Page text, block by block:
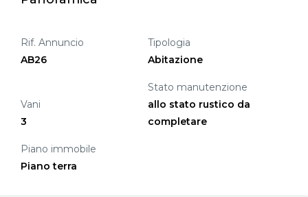
Rif. Annuncio
AB26
Tipologia
Abitazione
Vani
3
Stato manutenzione
allo stato rustico da
completare
Piano immobile
Piano terra